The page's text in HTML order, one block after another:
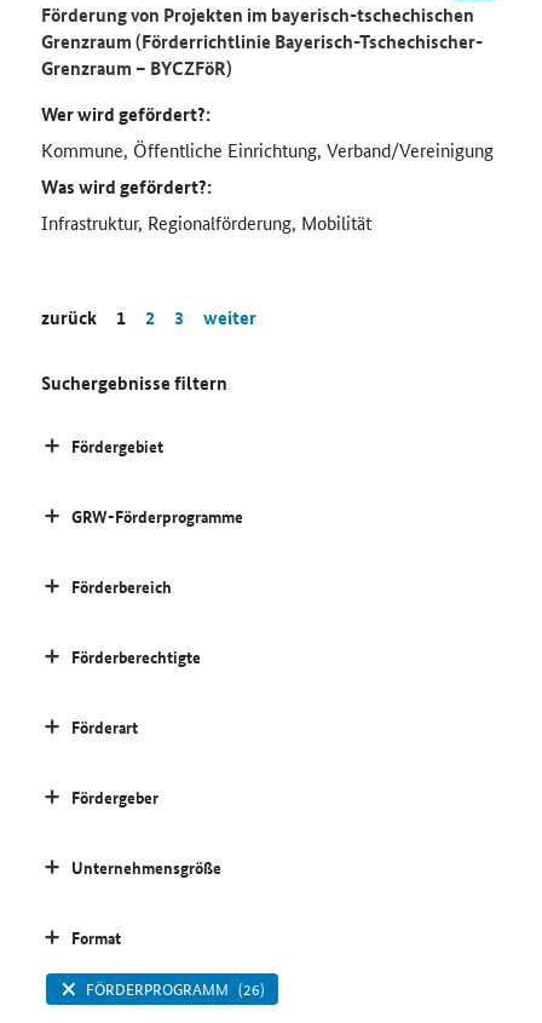
Förderung von Projekten im bayerisch-tschechischen
Grenzraum (Förderrichtlinie Bayerisch-Tschechischer-
Grenzraum – BYCZFöR)
Wer wird gefördert?:
Kommune, Öffentliche Einrichtung, Verband/Vereinigung
Was wird gefördert?:
Infrastruktur, Regionalförderung, Mobilität
zurück 1 2 3 weiter
Suchergebnisse filtern
Fördergebiet
GRW-Förderprogramme
Förderbereich
Förderberechtigte
Förderart
Fördergeber
Unternehmensgröße
Format
FÖRDERPROGRAMM (26)